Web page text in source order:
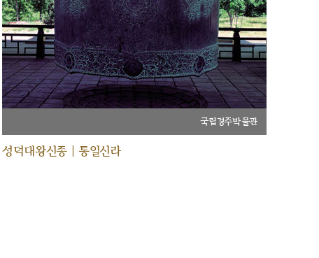
국립경주박물관
성덕대왕신종 | 통일신라